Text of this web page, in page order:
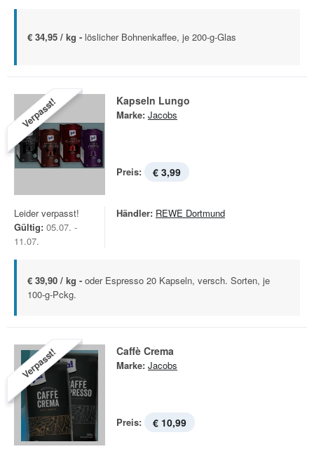
€ 34,95 / kg - löslicher Bohnenkaffee, je 200-g-Glas
Verpasst! Kapseln Lungo
Marke: Jacobs
Preis: € 3,99
Leider verpasst!
Gültig: 05.07. -
11.07.
Händler: REWE Dortmund
€ 39,90 / kg - oder Espresso 20 Kapseln, versch. Sorten, je
100-g-Pckg.
Verpasst! Caffè Crema
Marke: Jacobs
Preis: € 10,99